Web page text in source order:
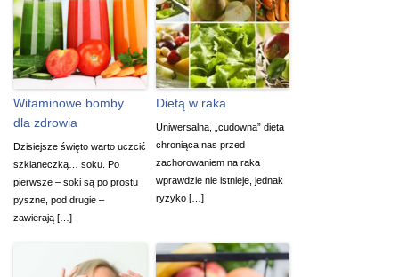
Witaminowe bomby
dla zdrowia
Dzisiejsze święto warto uczcić
szklaneczką… soku. Po
pierwsze – soki są po prostu
pyszne, pod drugie –
zawierają […]
Dietą w raka
Uniwersalna, „cudowna” dieta
chroniąca nas przed
zachorowaniem na raka
wprawdzie nie istnieje, jednak
ryzyko […]